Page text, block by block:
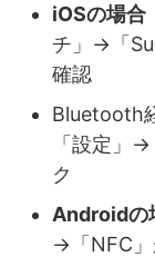
iOSの場合
チ」→「
確認
Bluetooth
「設定」
ク
Androidの
→「NFC」